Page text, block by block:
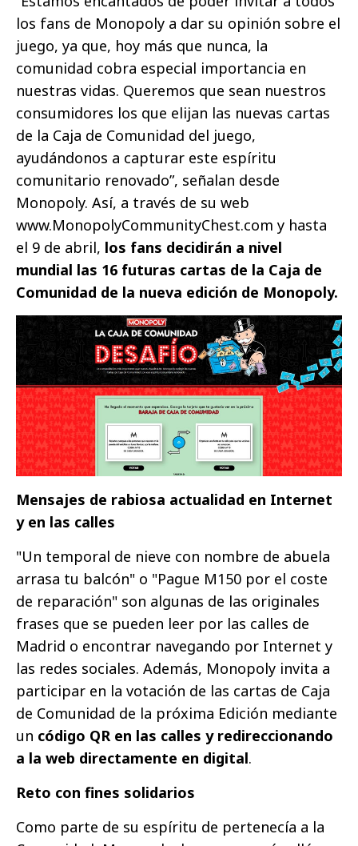
los fans de Monopoly a dar su opinión sobre el
juego, ya que, hoy más que nunca, la
comunidad cobra especial importancia en
nuestras vidas. Queremos que sean nuestros
consumidores los que elijan las nuevas cartas
de la Caja de Comunidad del juego,
ayudándonos a capturar este espíritu
comunitario renovado”, señalan desde
Monopoly. Así, a través de su web
www.MonopolyCommunityChest.com y hasta
el 9 de abril, los fans decidirán a nivel
mundial las 16 futuras cartas de la Caja de
Comunidad de la nueva edición de Monopoly.
Mensajes de rabiosa actualidad en Internet
y en las calles
"Un temporal de nieve con nombre de abuela
arrasa tu balcón" o "Pague M150 por el coste
de reparación" son algunas de las originales
frases que se pueden leer por las calles de
Madrid o encontrar navegando por Internet y
las redes sociales. Además, Monopoly invita a
participar en la votación de las cartas de Caja
de Comunidad de la próxima Edición mediante
un código QR en las calles y redireccionando
a la web directamente en digital.
Reto con fines solidarios
Como parte de su espíritu de pertenecía a la